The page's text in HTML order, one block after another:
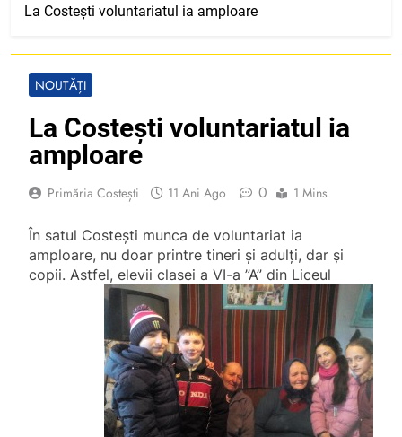
La Costești voluntariatul ia amploare
NOUTĂȚI
La Costești voluntariatul ia
amploare
Primăria Costești 11 Ani Ago 0 1 Mins
În satul Costești munca de voluntariat ia
amploare, nu doar printre tineri și adulți, dar și
copii. Astfel, elevii clasei a VI-a ”A” din Liceul